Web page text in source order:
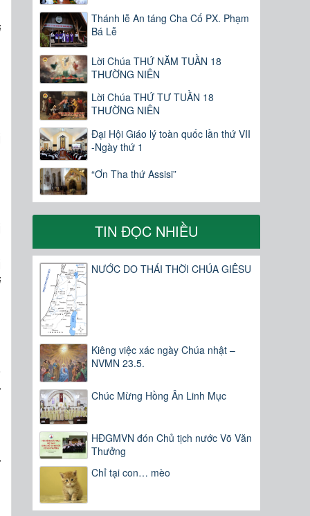
Thánh lễ An táng Cha Cố PX. Phạm
Bá Lễ
Lời Chúa THỨ NĂM TUẦN 18
THƯỜNG NIÊN
Lời Chúa THỨ TƯ TUẦN 18
THƯỜNG NIÊN
Đại Hội Giáo lý toàn quốc lần thứ VII
-Ngày thứ 1
“Ơn Tha thứ Assisi”
TIN ĐỌC NHIỀU
NƯỚC DO THÁI THỜI CHÚA GIÊSU
Kiêng việc xác ngày Chúa nhật –
NVMN 23.5.
Chúc Mừng Hồng Ân Linh Mục
HĐGMVN đón Chủ tịch nước Võ Văn
Thưởng
Chỉ tại con… mèo